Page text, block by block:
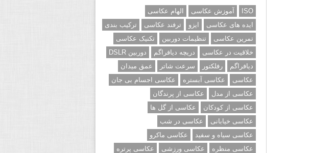
ISO آموزش عکاسی
الهام عکاسی
ایده های عکاسی
ایزو ترفند عکاسی
ترکیب بندی
تمرین عکاسی
تنظیمات دوربین
تکنیک عکاسی
خلاقیت در عکاسی
دریچه دیافراگم
دوربین DSLR
دیافراگم
رفلکتور سرعت شاتر
عمق میدان
عکاسی
عکاسی آبستره
عکاسی اجسام بی جان
عکاسی از مدل
عکاسی از پرندگان
عکاسی از کودکان
عکاسی از گل ها
عکاسی خیابانی
عکاسی در شب
عکاسی سیاه و سفید
عکاسی ماکرو
عکاسی منظره
عکاسی ورزشی
عکاسی پرتره